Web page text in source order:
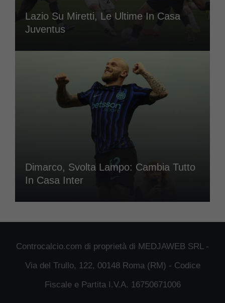
Lazio Su Miretti, Le Ultime In Casa
Juventus
Dimarco, Svolta Lampo: Cambia Tutto
In Casa Inter
Controcalcio.com di proprietà di MEDJAWEB SRL -
Via del Trullo, 122, 00148 Roma (RM) - Codice
Fiscale e Partita I.V.A. 16750671006